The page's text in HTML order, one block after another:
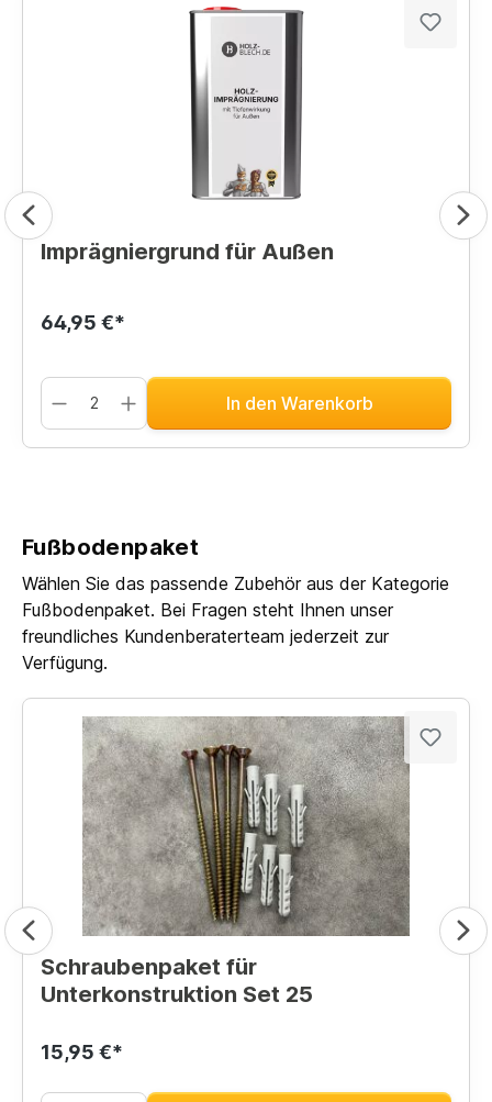
Imprägniergrund für Außen
64,95 €*
In den Warenkorb
Fußbodenpaket
Wählen Sie das passende Zubehör aus der Kategorie
Fußbodenpaket. Bei Fragen steht Ihnen unser
freundliches Kundenberaterteam jederzeit zur
Verfügung.
Schraubenpaket für
Unterkonstruktion Set 25
15,95 €*